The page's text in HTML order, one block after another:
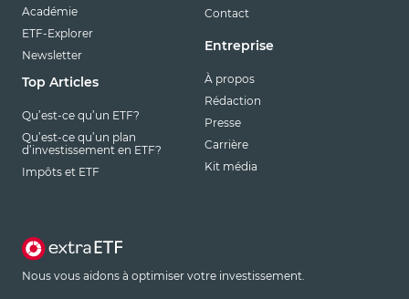
Académie
ETF-Explorer
Newsletter
Top Articles
Qu’est-ce qu’un ETF?
Qu’est-ce qu’un plan
d’investissement en ETF?
Impôts et ETF
Contact
Entreprise
À propos
Rédaction
Presse
Carrière
Kit média
Nous vous aidons à optimiser votre investissement.